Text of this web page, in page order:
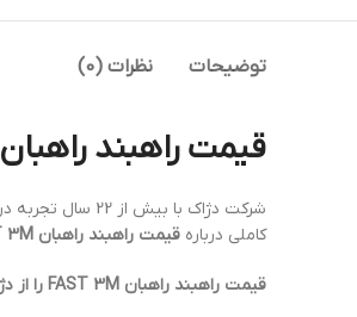
توضیحات نظرات (0)
قیمت راهبند راهبان FAST 3M – FAST 3M barrier price
شرکت دژاک با بیش از 22 سال تجربه در نصب و خدمات راهبند،
کاملی درباره قیمت راهبند راهبان FAST 3M
قیمت راهبند راهبان FAST 3M را از دژاک بخواهید.